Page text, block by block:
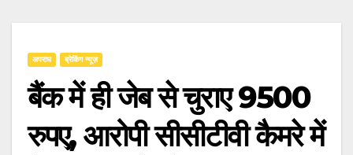
अपराध ब्रेकिंग न्यूज़
बैंक में ही जेब से चुराए 9500
रुपए, आरोपी सीसीटीवी कैमरे में